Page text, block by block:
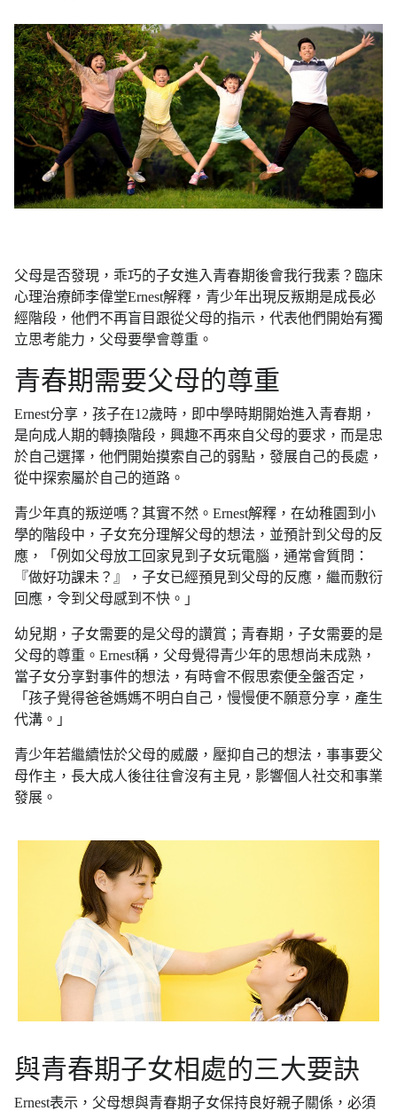
父母是否發現，乖巧的子女進入青春期後會我行我素？臨床
心理治療師李偉堂Ernest解釋，青少年出現反叛期是成長必
經階段，他們不再盲目跟從父母的指示，代表他們開始有獨
立思考能力，父母要學會尊重。
青春期需要父母的尊重
Ernest分享，孩子在12歲時，即中學時期開始進入青春期，
是向成人期的轉換階段，興趣不再來自父母的要求，而是忠
於自己選擇，他們開始摸索自己的弱點，發展自己的長處，
從中探索屬於自己的道路。
青少年真的叛逆嗎？其實不然。Ernest解釋，在幼稚園到小
學的階段中，子女充分理解父母的想法，並預計到父母的反
應，「例如父母放工回家見到子女玩電腦，通常會質問：
『做好功課未？』，子女已經預見到父母的反應，繼而敷衍
回應，令到父母感到不快。」
幼兒期，子女需要的是父母的讚賞；青春期，子女需要的是
父母的尊重。Ernest稱，父母覺得青少年的思想尚未成熟，
當子女分享對事件的想法，有時會不假思索便全盤否定，
「孩子覺得爸爸媽媽不明白自己，慢慢便不願意分享，產生
代溝。」
青少年若繼續怯於父母的威嚴，壓抑自己的想法，事事要父
母作主，長大成人後往往會沒有主見，影響個人社交和事業
發展。
與青春期子女相處的三大要訣
Ernest表示，父母想與青春期子女保持良好親子關係，必須